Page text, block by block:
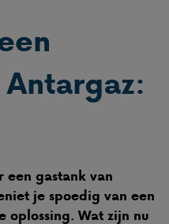
gastank van
je spoedig van een
Wat zijn nu